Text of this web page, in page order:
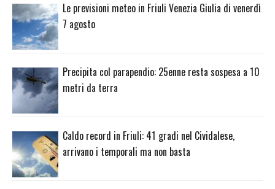
Le previsioni meteo in Friuli Venezia Giulia di venerdì
7 agosto
Precipita col parapendio: 25enne resta sospesa a 10
metri da terra
Caldo record in Friuli: 41 gradi nel Cividalese,
arrivano i temporali ma non basta